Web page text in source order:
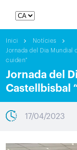
Inici
Notícies
Jornada del Dia
cuiden"
Jornada del
Castellbisbal
17/04/2023